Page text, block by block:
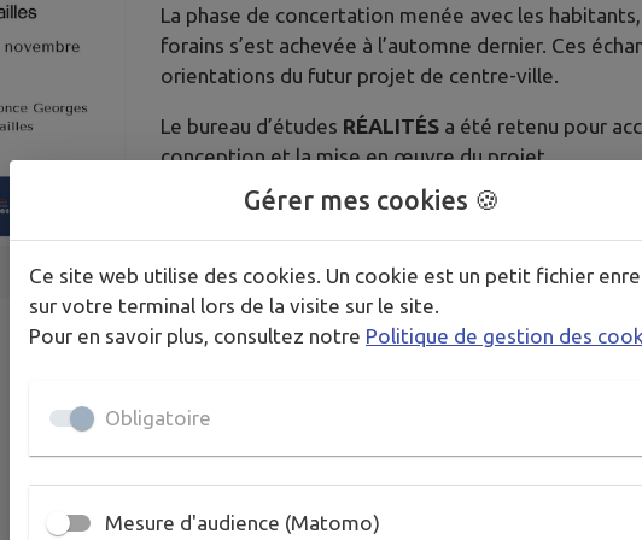
La phase de concertation menée avec les
forains s’est achevée à l’automne dernier. Ces
orientations du futur projet de centre-ville.
Le bureau d’études RÉALITÉS a été retenu pour
conception et la mise en œuvre du projet.
Les plans seront présentés lors d’une réunion
observations avant le lancement des travaux.
Jeudi 6 novembre, 19h, Salle Léonce Georges. En
RÉALITÉS en début de réunion pour les
Gérer mes cookies 🍪
Ce site web utilise des cookies. Un cookie est un petit fichier
sur votre terminal lors de la visite sur le site.
Pour en savoir plus, consultez notre Politique de gestion des
Obligatoire
Mesure d'audience (Matomo)